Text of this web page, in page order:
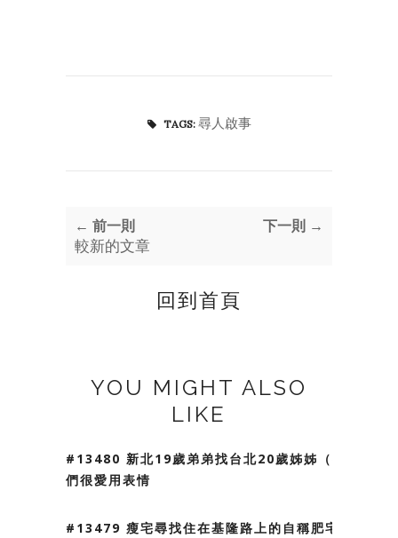
TAGS: 尋人啟事
← 前一則
較新的文章
下一則 →
回到首頁
YOU MIGHT ALSO
LIKE
#13480 新北19歲弟弟找台北20歲姊姊（我
們很愛用表情
#13479 瘦宅尋找住在基隆路上的自稱肥宅